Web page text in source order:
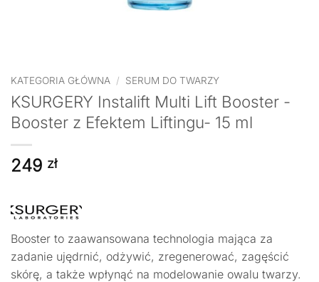
KATEGORIA GŁÓWNA / SERUM DO TWARZY
KSURGERY Instalift Multi Lift Booster -
Booster z Efektem Liftingu- 15 ml
249 zł
Booster to zaawansowana technologia mająca za
zadanie ujędrnić, odżywić, zregenerować, zagęścić
skórę, a także wpłynąć na modelowanie owalu twarzy.